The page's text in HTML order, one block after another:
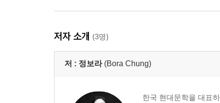
저자 소개 (3명)
저 : 정보라 (Bora Chung)
한국 현대문학을 대표